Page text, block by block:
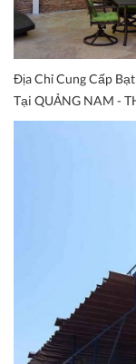
Địa Chỉ Cung Cấp
Tại QUẢNG NAM -